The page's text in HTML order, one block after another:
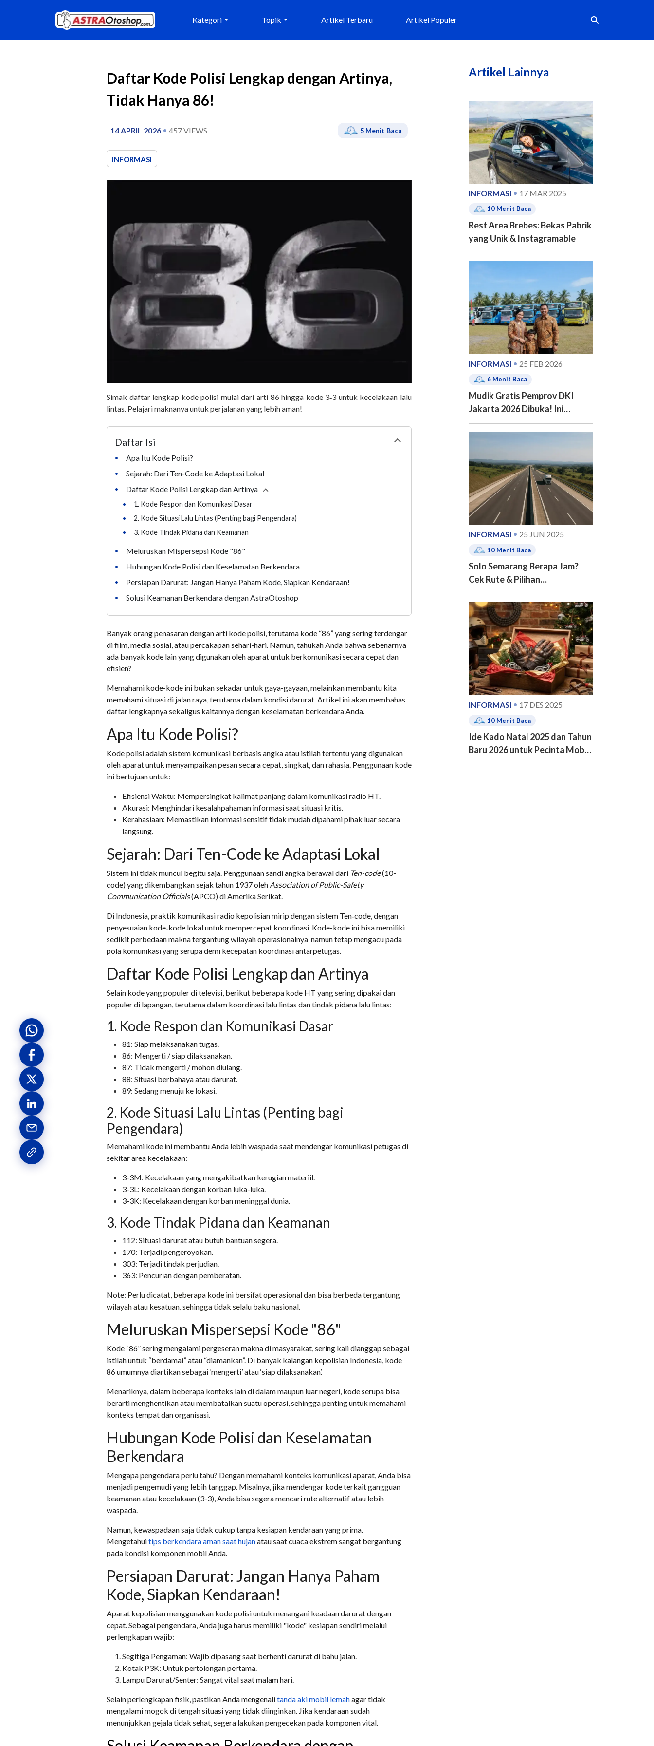
Kategori Topik Artikel Terbaru Artikel Populer
Daftar Kode Polisi Lengkap dengan Artinya,
Tidak Hanya 86!
14 APRIL 2026 457VIEWS 5 Menit Baca
INFORMASI
Simak daftar lengkap kode polisi mulai dari arti 86 hingga kode 3‑3 untuk kecelakaan lalu
lintas. Pelajari maknanya untuk perjalanan yang lebih aman!
Daftar Isi
•
Apa Itu Kode Polisi?
• Sejarah: Dari Ten-Code ke Adaptasi Lokal
• Daftar Kode Polisi Lengkap dan Artinya Collapse
•
1. Kode Respon dan Komunikasi Dasar
•
2. Kode Situasi Lalu Lintas (Penting bagi Pengendara)
•
3. Kode Tindak Pidana dan Keamanan
• Meluruskan Mispersepsi Kode "86"
• Hubungan Kode Polisi dan Keselamatan Berkendara
• Persiapan Darurat: Jangan Hanya Paham Kode, Siapkan Kendaraan!
• Solusi Keamanan Berkendara dengan AstraOtoshop
Banyak orang penasaran dengan arti kode polisi, terutama kode “86” yang sering terdengar
di film, media sosial, atau percakapan sehari-hari. Namun, tahukah Anda bahwa sebenarnya
ada banyak kode lain yang digunakan oleh aparat untuk berkomunikasi secara cepat dan
efisien?
Memahami kode-kode ini bukan sekadar untuk gaya-gayaan, melainkan membantu kita
memahami situasi di jalan raya, terutama dalam kondisi darurat. Artikel ini akan membahas
daftar lengkapnya sekaligus kaitannya dengan keselamatan berkendara Anda.
Apa Itu Kode Polisi?
Kode polisi adalah sistem komunikasi berbasis angka atau istilah tertentu yang digunakan
oleh aparat untuk menyampaikan pesan secara cepat, singkat, dan rahasia. Penggunaan kode
ini bertujuan untuk:
Efisiensi Waktu: Mempersingkat kalimat panjang dalam komunikasi radio HT.
Akurasi: Menghindari kesalahpahaman informasi saat situasi kritis.
Kerahasiaan: Memastikan informasi sensitif tidak mudah dipahami pihak luar secara
langsung.
Sejarah: Dari Ten-Code ke Adaptasi Lokal
Sistem ini tidak muncul begitu saja. Penggunaan sandi angka berawal dari Ten-code(10-
code) yang dikembangkan sejak tahun 1937 oleh Association of Public-Safety
Communication Officials(APCO) di Amerika Serikat.
Di Indonesia, praktik komunikasi radio kepolisian mirip dengan sistem Ten‑code, dengan
penyesuaian kode‑kode lokal untuk mempercepat koordinasi. Kode-kode ini bisa memiliki
sedikit perbedaan makna tergantung wilayah operasionalnya, namun tetap mengacu pada
pola komunikasi yang serupa demi kecepatan koordinasi antarpetugas.
Daftar Kode Polisi Lengkap dan Artinya
Selain kode yang populer di televisi, berikut beberapa kode HT yang sering dipakai dan
populer di lapangan, terutama dalam koordinasi lalu lintas dan tindak pidana lalu lintas:
1. Kode Respon dan Komunikasi Dasar
81: Siap melaksanakan tugas.
86: Mengerti / siap dilaksanakan.
87: Tidak mengerti / mohon diulang.
88: Situasi berbahaya atau darurat.
89: Sedang menuju ke lokasi.
2. Kode Situasi Lalu Lintas (Penting bagi
Pengendara)
Memahami kode ini membantu Anda lebih waspada saat mendengar komunikasi petugas di
sekitar area kecelakaan:
3-3M: Kecelakaan yang mengakibatkan kerugian materiil.
3-3L: Kecelakaan dengan korban luka-luka.
3-3K: Kecelakaan dengan korban meninggal dunia.
3. Kode Tindak Pidana dan Keamanan
112: Situasi darurat atau butuh bantuan segera.
170: Terjadi pengeroyokan.
303: Terjadi tindak perjudian.
363: Pencurian dengan pemberatan.
Note: Perlu dicatat, beberapa kode ini bersifat operasional dan bisa berbeda tergantung
wilayah atau kesatuan, sehingga tidak selalu baku nasional.
Meluruskan Mispersepsi Kode "86"
Kode “86” sering mengalami pergeseran makna di masyarakat, sering kali dianggap sebagai
istilah untuk “berdamai” atau “diamankan”. Di banyak kalangan kepolisian Indonesia, kode
86 umumnya diartikan sebagai ‘mengerti’ atau ‘siap dilaksanakan’.
Menariknya, dalam beberapa konteks lain di dalam maupun luar negeri, kode serupa bisa
berarti menghentikan atau membatalkan suatu operasi, sehingga penting untuk memahami
konteks tempat dan organisasi.
Hubungan Kode Polisi dan Keselamatan
Berkendara
Mengapa pengendara perlu tahu? Dengan memahami konteks komunikasi aparat, Anda bisa
menjadi pengemudi yang lebih tanggap. Misalnya, jika mendengar kode terkait gangguan
keamanan atau kecelakaan (3-3), Anda bisa segera mencari rute alternatif atau lebih
waspada.
Namun, kewaspadaan saja tidak cukup tanpa kesiapan kendaraan yang prima.
Mengetahuitips berkendara aman saat hujanatau saat cuaca ekstrem sangat bergantung
pada kondisi komponen mobil Anda.
Persiapan Darurat: Jangan Hanya Paham
Kode, Siapkan Kendaraan!
Aparat kepolisian menggunakan kode polisi untuk menangani keadaan darurat dengan
cepat. Sebagai pengendara, Anda juga harus memiliki "kode" kesiapan sendiri melalui
perlengkapan wajib:
Segitiga Pengaman: Wajib dipasang saat berhenti darurat di bahu jalan.
Kotak P3K: Untuk pertolongan pertama.
Lampu Darurat/Senter: Sangat vital saat malam hari.
Selain perlengkapan fisik, pastikan Anda mengenalitanda aki mobil lemahagar tidak
mengalami mogok di tengah situasi yang tidak diinginkan. Jika kendaraan sudah
menunjukkan gejala tidak sehat, segera lakukan pengecekan pada komponen vital.
Artikel Lainnya
INFORMASI 17 MAR 2025
10 Menit Baca
Rest Area Brebes: Bekas Pabrik
yang Unik & Instagramable
INFORMASI 25 FEB 2026
6 Menit Baca
Mudik Gratis Pemprov DKI
Jakarta 2026 Dibuka! Ini
Jadwal, 20 Kota Tujuan dan
Cara Pendaftarannya
INFORMASI 25 JUN 2025
10 Menit Baca
Solo Semarang Berapa Jam?
Cek Rute & Pilihan
Transportasinya
INFORMASI 17 DES 2025
10 Menit Baca
Ide Kado Natal 2025 dan Tahun
Baru 2026 untuk Pecinta Mobil